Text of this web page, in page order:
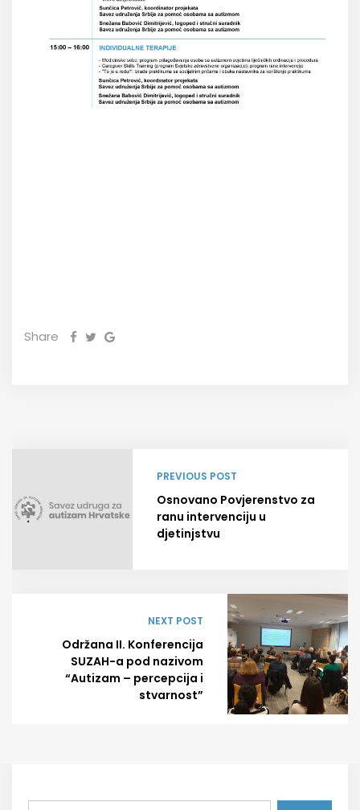
Share
PREVIOUS POST
Osnovano Povjerenstvo za
ranu intervenciju u
djetinjstvu
NEXT POST
Održana II. Konferencija
SUZAH-a pod nazivom
“Autizam – percepcija i
stvarnost”